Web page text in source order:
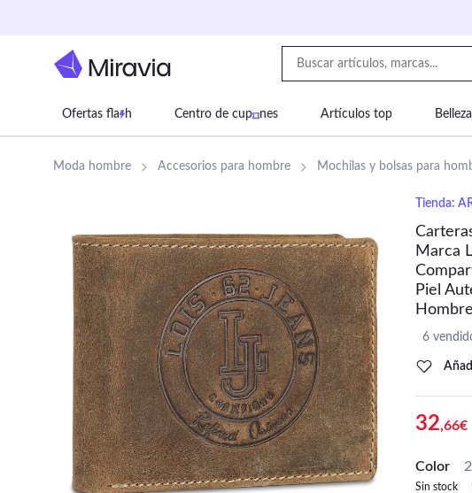
Ofertas fla h Centro de cup nes Artículos top
Supermercado Juguetes Deportes Equipaje
Moda hombre Accesorios para hombre Mochilas y bolsas para
Tienda:
Marca
Piel
6
32,66€
Color
Sin stock